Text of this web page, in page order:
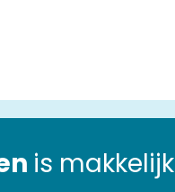
is makkelijk